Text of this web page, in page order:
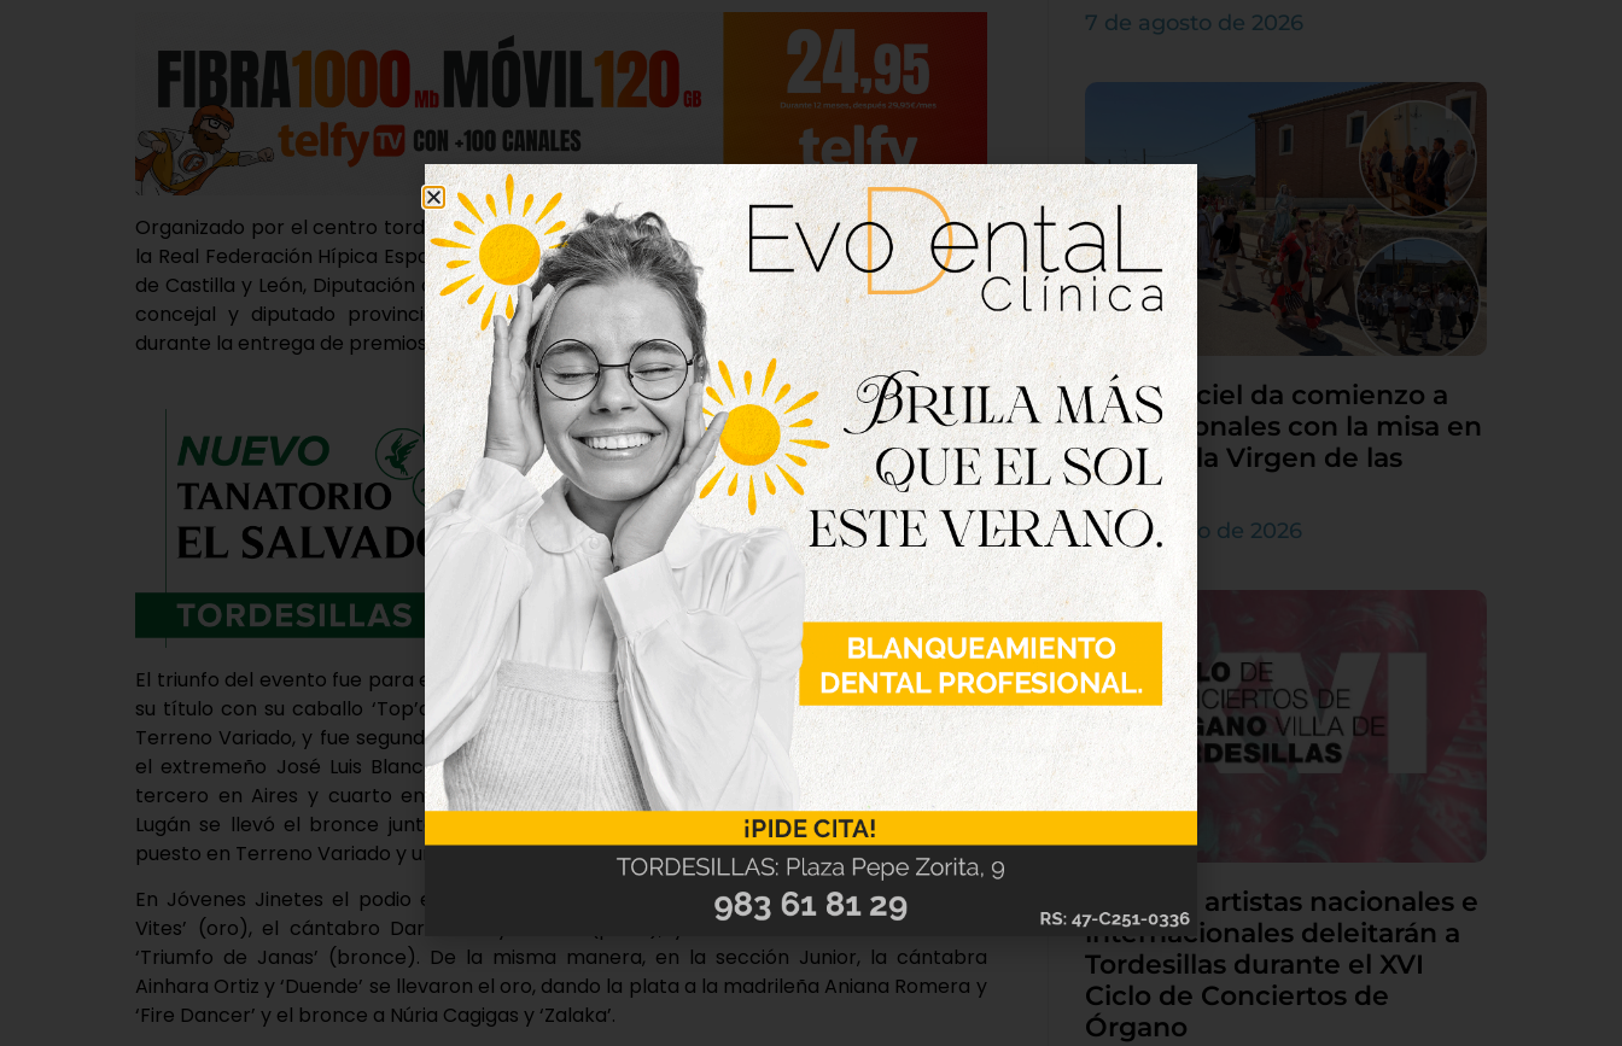
Organizado por el centro tordesillano, junto con la Federación Hípica de Castilla y León y
la Real Federación Hípica Española, el evento contó también con el respaldo de la Junta
de Castilla y León, Diputación de Valladolid y el Ayuntamiento de Tordesillas, de hecho, el
concejal y diputado provincial de Deporte, Javier González Vega, estuvo presente
durante la entrega de premios.
El triunfo del evento fue para el jinete abulense Agustín Fernández Hidalgo, quien revalidó
su título con su caballo ‘Top’az des Jordils’ y se impuso en la pruebas de orientación y
Terreno Variado, y fue segundo en la prueba de Aires. El subcampeón del encuentro fue
el extremeño José Luis Blanco Reyes y ‘Tontorrón’, quien fue segundo en Orientación,
tercero en Aires y cuarto en Terreno Variado. Por su parte, la tordesillana Anastasia
Lugán se llevó el bronce junto con ‘Gypsy de Behel’ con la victoria en Aires, segundo
puesto en Terreno Variado y una décima plaza en Orientación.
En Jóvenes Jinetes el podio estuvo compuesto por el abulense Daniel Martín y ‘Tetin
Vites’ (oro), el cántabro Darío Pila y ‘Denis’ (plata), y la catalana Jana Albesa con
‘Triumfo de Janas’ (bronce). De la misma manera, en la sección Junior, la cántabra
Ainhara Ortiz y ‘Duende’ se llevaron el oro, dando la plata a la madrileña Aniana Romera y
‘Fire Dancer’ y el bronce a Núria Cagigas y ‘Zalaka’.
7 de agosto de 2026
Villamarciel da comienzo a
sus patronales con la misa en
honor a la Virgen de las
Nieves
5 de agosto de 2026
Grandes artistas nacionales e
internacionales deleitarán a
Tordesillas durante el XVI
Ciclo de Conciertos de
Órgano